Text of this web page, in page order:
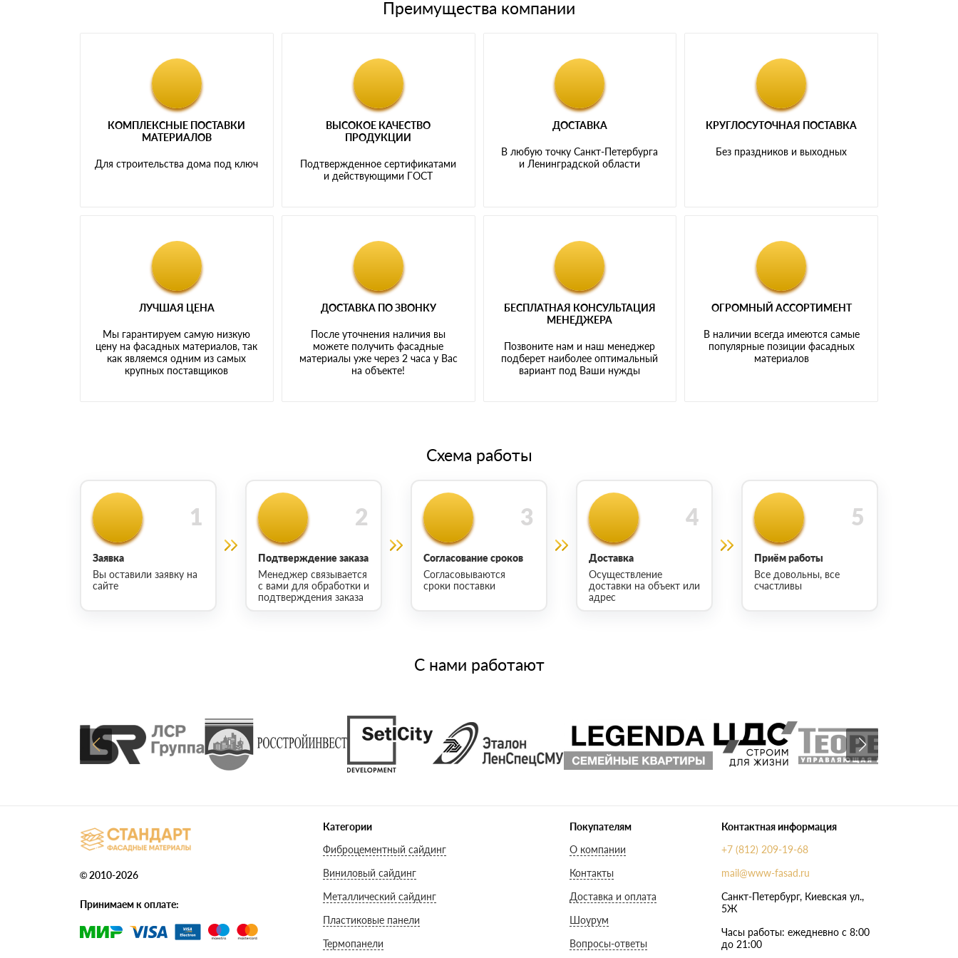
Преимущества компании
КОМПЛЕКСНЫЕ ПОСТАВКИ
МАТЕРИАЛОВ
Для строительства дома под ключ
ВЫСОКОЕ КАЧЕСТВО
ПРОДУКЦИИ
Подтвержденное сертификатами
и действующими ГОСТ
ДОСТАВКА
В любую точку Санкт-Петербурга
и Ленинградской области
КРУГЛОСУТОЧНАЯ ПОСТАВКА
Без праздников и выходных
ЛУЧШАЯ ЦЕНА
Мы гарантируем самую низкую
цену на фасадных материалов, так
как являемся одним из самых
крупных поставщиков
ДОСТАВКА ПО ЗВОНКУ
После уточнения наличия вы
можете получить фасадные
материалы уже через 2 часа у Вас
на объекте!
БЕСПЛАТНАЯ КОНСУЛЬТАЦИЯ
МЕНЕДЖЕРА
Позвоните нам и наш менеджер
подберет наиболее оптимальный
вариант под Ваши нужды
ОГРОМНЫЙ АССОРТИМЕНТ
В наличии всегда имеются самые
популярные позиции фасадных
материалов
Схема работы
Заявка
Вы оставили заявку на
сайте
Подтверждение заказа
Менеджер связывается
с вами для обработки и
подтверждения заказа
Согласование сроков
Согласовываются
сроки поставки
Доставка
Осуществление
доставки на объект или
адрес
Приём работы
Все довольны, все
счастливы
С нами работают
© 2010-2026
Принимаем к оплате:
Категории
Фиброцементный сайдинг
Виниловый сайдинг
Металлический сайдинг
Пластиковые панели
Термопанели
Покупателям
О компании
Контакты
Доставка и оплата
Шоурум
Вопросы-ответы
Контактная информация
+7 (812) 209-19-68
mail@www-fasad.ru
Санкт-Петербург, ​Киевская ул.,
5Ж
Часы работы: ежедневно с 8:00
до 21:00